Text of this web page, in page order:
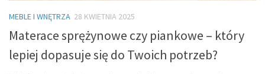
MEBLE I WNĘTRZA 28 KWIETNIA 2025
Materace sprężynowe czy piankowe – który
lepiej dopasuje się do Twoich potrzeb?